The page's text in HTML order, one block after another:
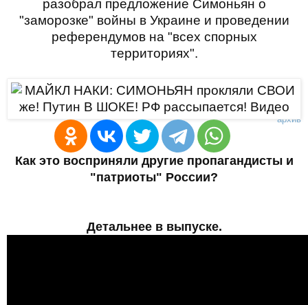
разобрал предложение Симоньян о
"заморозке" войны в Украине и проведении
референдумов на "всех спорных
территориях".
архив
Как это восприняли другие пропагандисты и
"патриоты" России?
Детальнее в выпуске.